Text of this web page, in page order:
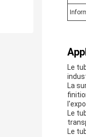
Le
La
Le
Le